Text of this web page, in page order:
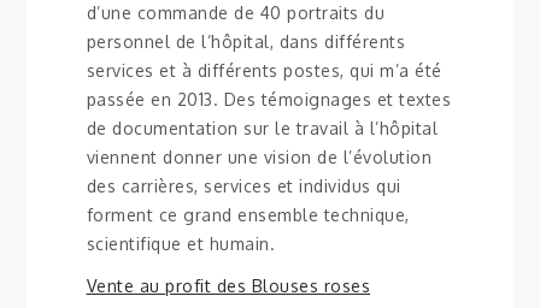
d’une commande de 40 portraits du
personnel de l’hôpital, dans différents
services et à différents postes, qui m’a été
passée en 2013. Des témoignages et textes
de documentation sur le travail à l’hôpital
viennent donner une vision de l’évolution
des carrières, services et individus qui
forment ce grand ensemble technique,
scientifique et humain.
Vente au profit des Blouses roses